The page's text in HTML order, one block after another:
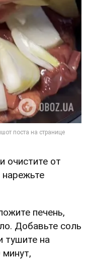
очистите от
печень,
Добавьте соль
тушите на